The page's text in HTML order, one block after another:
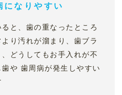
なりやすい
と、歯の重なったところ
り汚れが溜まり、歯ブラ
どうしてもお手入れが不
や 歯周病が発生しやすい